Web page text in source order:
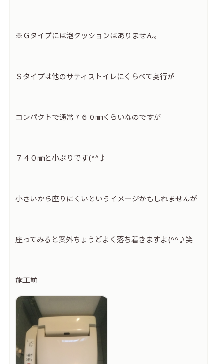
※Ｇタイプには泡クッションはありません。
Ｓタイプは他のサティストイレにくらべて奥行が
コンパクトで通常７６０㎜くらいなのですが
７４０㎜と小ぶりです(^^♪
小さいから座りにくいというイメージかもしれませんが
座ってみると案外ちょうどよく落ち着きますよ(^^♪笑
施工前